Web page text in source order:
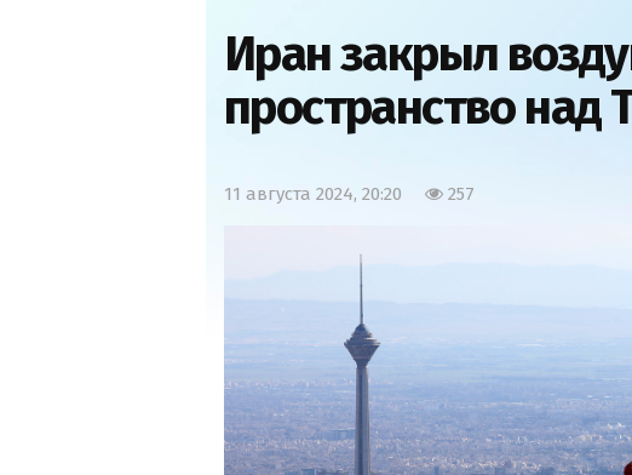
Иран закрыл
пространство над
11 августа 2024, 20:20 257